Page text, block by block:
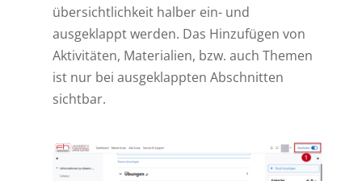
übersichtlichkeit halber ein- und
ausgeklappt werden. Das Hinzufügen von
Aktivitäten, Materialien, bzw. auch Themen
ist nur bei ausgeklappten Abschnitten
sichtbar.